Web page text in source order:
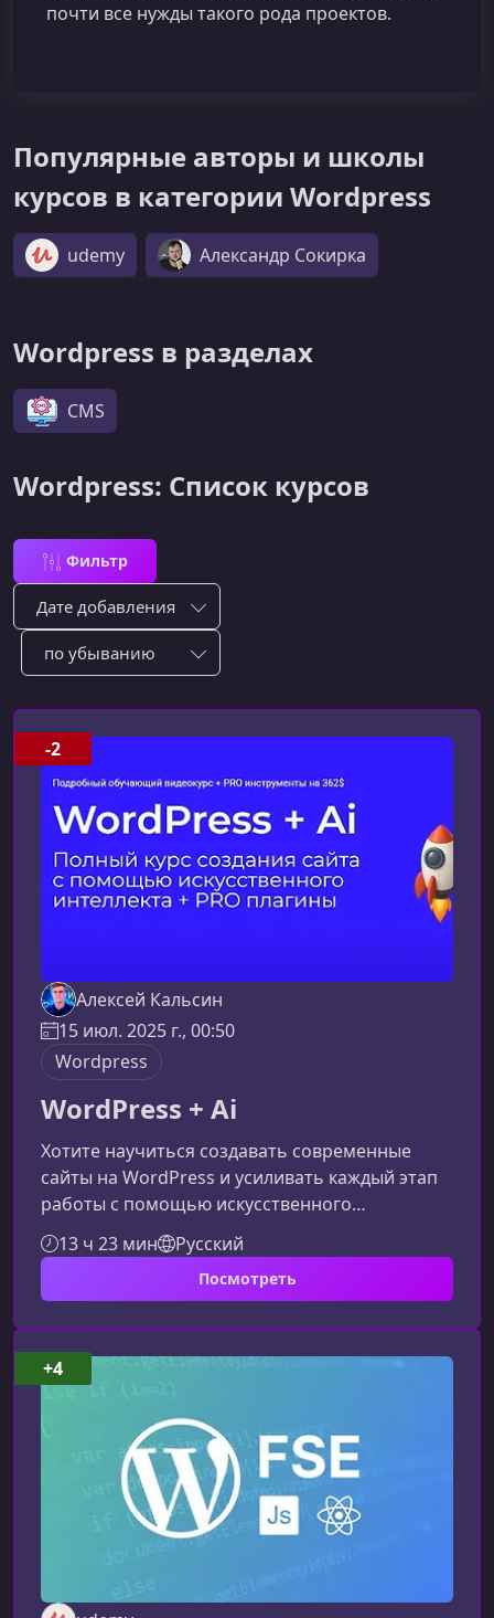
почти все нужды такого рода проектов.
Популярные авторы и школы
курсов в категории Wordpress
udemy Александр Сокирка
Wordpress в разделах
CMS
Wordpress: Список курсов
Фильтр
Сортировка по:
Сотировать по:
Алексей Кальсин
15 июл. 2025 г., 00:50
Wordpress
WordPress + Ai
Хотите научиться создавать современные
сайты на WordPress и усиливать каждый этап
работы с помощью искусственного
интеллекта? Этот курс — путь от идеи до
полностью готового проекта, который
работает, привлекает клиентов и расширяет
представляет собой курсЭто практический
видеокурс с пожизненным доступом,
совмещающий классические навыки работы с
WordPress и современные инструменты ИИ.
Вы научитесь создавать
13 ч 23 мин Русский
Посмотреть
-2
+4